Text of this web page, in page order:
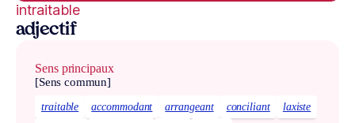
intraitable
adjectif
Sens principaux
[Sens commun]
traitable accommodant arrangeant conciliant
laxiste